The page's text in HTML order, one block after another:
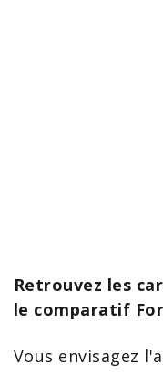
Retrouvez les
le comparatif
Vous envisagez l'